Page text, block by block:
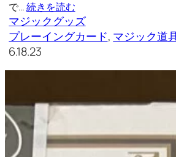
で…続きを読む
マジックグッズ
プレーイングカード, マジック道
6.18.23